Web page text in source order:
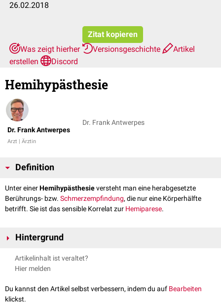
26.02.2018
Zitat kopieren
Was zeigt hierher
Versionsgeschichte
Artikel
erstellen
Discord
Hemihypästhesie
Dr. Frank Antwerpes
Arzt | Ärztin
Dr. Frank Antwerpes
Definition
Unter einerHemihypästhesieversteht man eine herabgesetzte
Berührungs- bzw. Schmerzempfindung, die nur eine Körperhälfte
betrifft. Sie ist das sensible Korrelat zur Hemiparese.
Hintergrund
Hemihypästhesien treten bei einer Schädigung von
Nervenbahnen im
liegt die Hemihypästhesiekontralateral zur Seite der Hirnläsion.
Artikelinhalt ist veraltet?
Hier melden
Du kannst den Artikel selbst verbessern, indem du auf Bearbeiten
klickst.